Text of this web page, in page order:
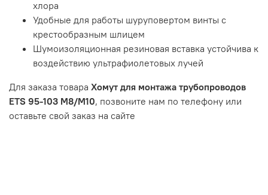
хлора
Удобные для работы шуруповертом винты с
крестообразным шлицем
Шумоизоляционная резиновая вставка устойчива к
воздействию ультрафиолетовых лучей
Для заказа товара Хомут для монтажа трубопроводов
ETS 95-103 M8/M10, позвоните нам по телефону или
оставьте свой заказ на сайте